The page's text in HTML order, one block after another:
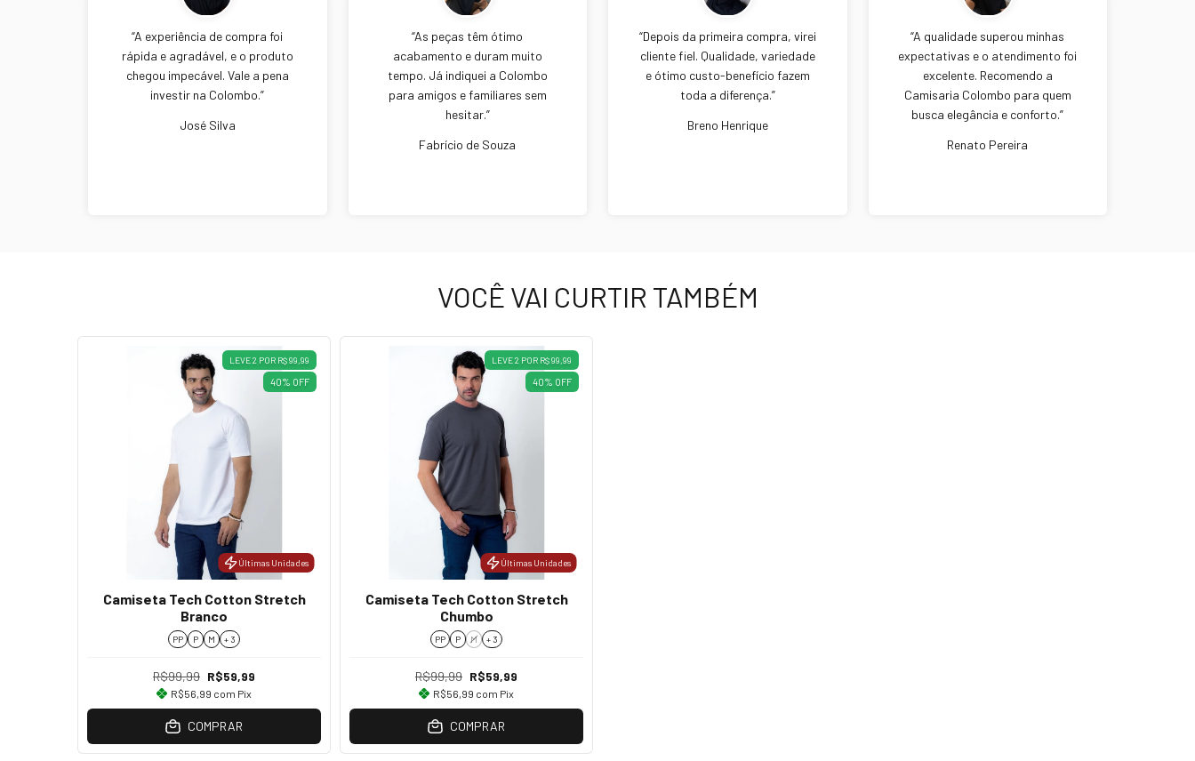
“A experiência de compra foi
rápida e agradável, e o produto
chegou impecável. Vale a pena
investir na Colombo.”
José Silva
“As peças têm ótimo
acabamento e duram muito
tempo. Já indiquei a Colombo
para amigos e familiares sem
hesitar.”
Fabrício de Souza
“Depois da primeira compra, virei
cliente fiel. Qualidade, variedade
e ótimo custo-benefício fazem
toda a diferença.”
Breno Henrique
“A qualidade superou minhas
expectativas e o atendimento foi
excelente. Recomendo a
Camisaria Colombo para quem
busca elegância e conforto.”
Renato Pereira
VOCÊ VAI CURTIR TAMBÉM
Últimas Unidades
LEVE 2 POR R$ 99,99
40% OFF
Camiseta Tech Cotton Stretch
Branco
PP P M + 3
R$99,99 R$59,99
R$56,99 com Pix
COMPRAR
Últimas Unidades
LEVE 2 POR R$ 99,99
40% OFF
Camiseta Tech Cotton Stretch
Chumbo
PP P M + 3
R$99,99 R$59,99
R$56,99 com Pix
COMPRAR